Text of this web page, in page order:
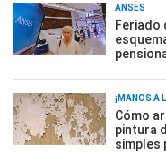
ANSES
Feriado
¡MANOS A
Cómo
pintura
simples